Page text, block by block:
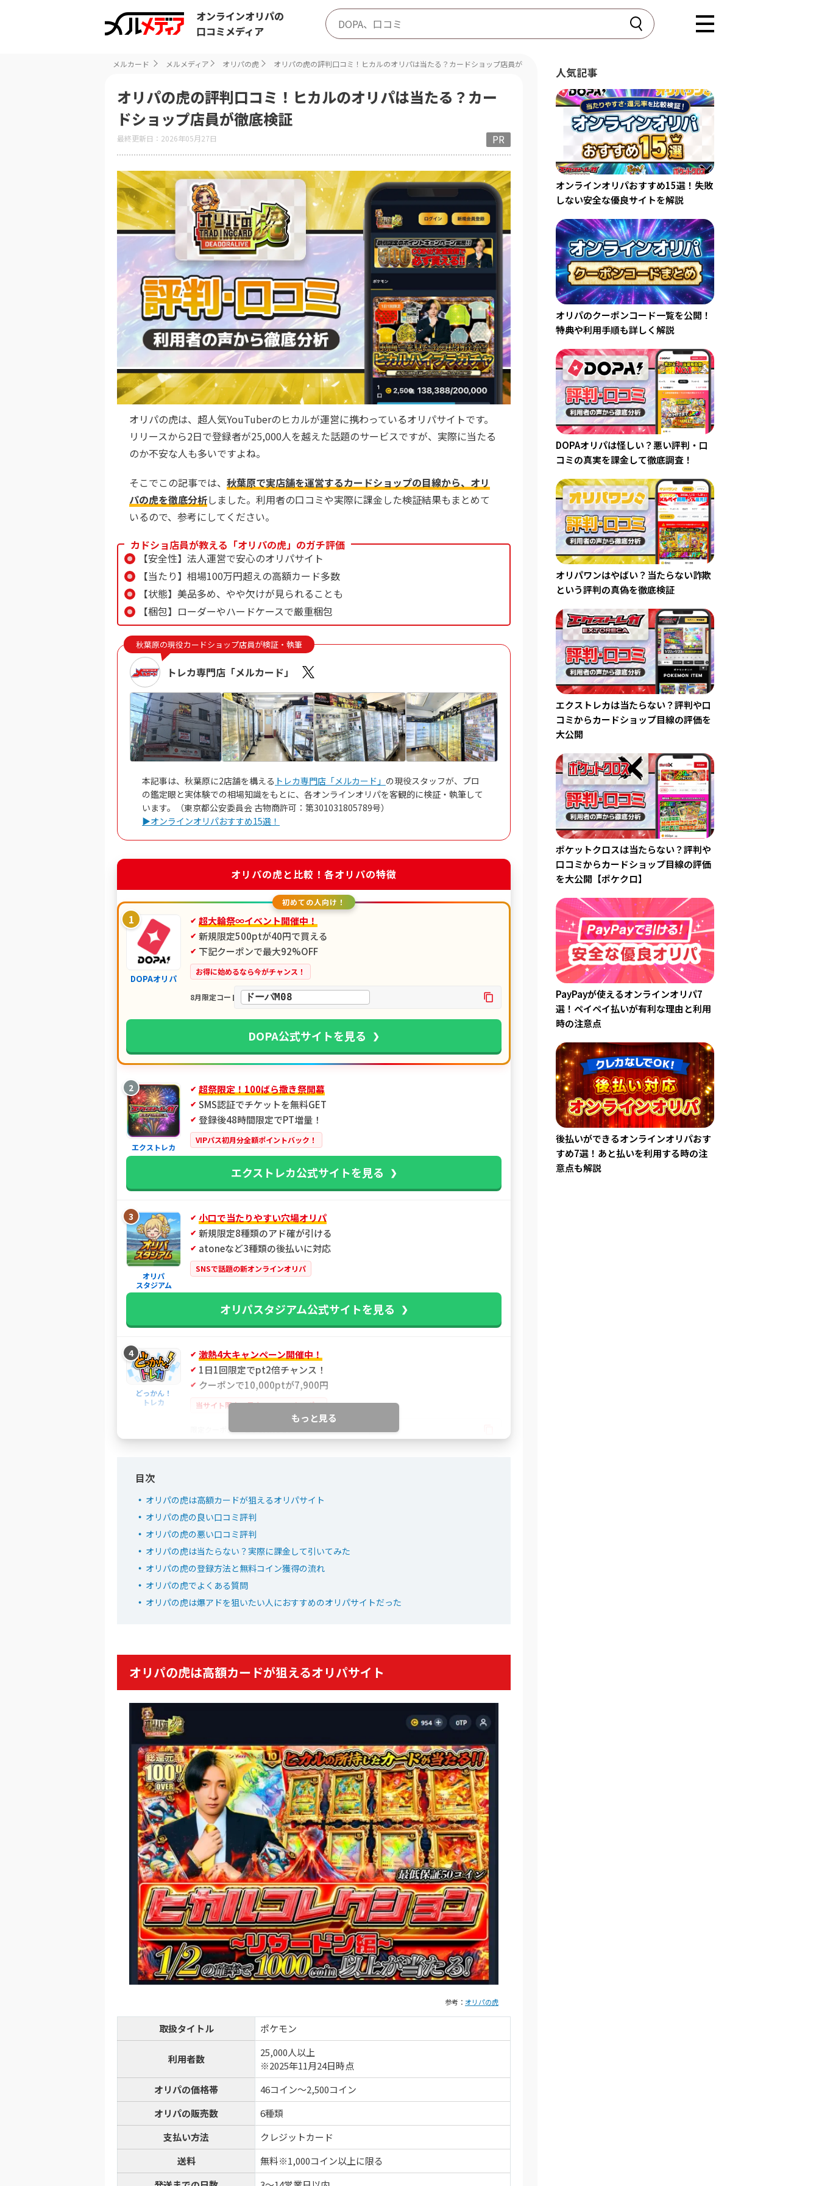
オンラインオリパの
口コミメディア
メルカード メルメディア オリパの虎 オリパの虎の評判口コミ！ヒカルのオリパは当たる？カードショップ店員が徹底検証
オリパの虎の評判口コミ！ヒカルのオリパは当たる？カー
ドショップ店員が徹底検証
最終更新日：2026年05月27日 PR
オリパの虎は、超人気YouTuberのヒカルが運営に携わっているオリパサイトです。
リリースから2日で登録者が25,000人を越えた話題のサービスですが、実際に当たる
のか不安な人も多いですよね。
そこでこの記事では、 秋葉原で実店舗を運営するカードショップの目線から、オリ
パの虎を徹底分析しました。利用者の口コミや実際に課金した検証結果もまとめて
いるので、参考にしてください。
カドショ店員が教える「オリパの虎」のガチ評価
【安全性】法人運営で安心のオリパサイト
【当たり】相場100万円超えの高額カード多数
【状態】美品多め、やや欠けが見られることも
【梱包】ローダーやハードケースで厳重梱包
秋葉原の現役カードショップ店員が検証・執筆
トレカ専門店「メルカード」
本記事は、秋葉原に2店舗を構える トレカ専門店「メルカード」 の現役スタッフが、プロ
の鑑定眼と実体験での相場知識をもとに、各オンラインオリパを客観的に検証・執筆して
います。（東京都公安委員会 古物商許可：第301031805789号）
▶オンラインオリパおすすめ15選！
オリパの虎と比較！各オリパの特徴
初めての人向け！
1
DOPAオリパ
超大輪祭∞イベント開催中！
新規限定500ptが40円で買える
下記クーポンで最大92%OFF
お得に始めるなら今がチャンス！
8月限定コード ドーパM08
DOPA公式サイトを見る
2
エクストレカ
超祭限定！100ばら撒き祭開幕
SMS認証でチケットを無料GET
登録後48時間限定でPT増量！
VIPパス初月分全額ポイントバック！
エクストレカ公式サイトを見る
3
オリパ
スタジアム
小口で当たりやすい穴場オリパ
新規限定8種類のアド確が引ける
atoneなど3種類の後払いに対応
SNSで話題の新オンラインオリパ
オリパスタジアム公式サイトを見る
4
どっかん！
トレカ
激熱4大キャンペーン開催中！
1日1回限定でpt2倍チャンス！
クーポンで10,000ptが7,900円
当サイト限定！最大21%OFFクーポン
限定クーポン IYGANSSF
おりパンダ
新規限定アド確ガチャが6種類！
LINE連携で初回最大90％OFF
招待コード入力で最大2,000pt
小口で当たりやすい新オンラインオリパ
招待コード EQRZ7C
6オリパワン
2周年大感謝祭イベント開催中！
初回限定LINEクーポン配布中！
新規限定でアド確5種が引ける
招待コード baxGPb
オリパワン公式サイトを見る
オリくじ
ゆいのマイルドご褒美祭開催中
LINEクーポンで最大90%OFF
毎日無料ガチャが引ける
還元率100％超えの時限オリパが熱い！
オリくじ公式サイトを見る
TORAオリパ
1周年記念イベント開催中！
新規登録限定で最大90％OFF
TORAオリパ公式サイトを見る
もっと見る
オリパの虎は高額カードが狙えるオリパサイト
オリパの虎の良い口コミ評判
オリパの虎の悪い口コミ評判
オリパの虎は当たらない？実際に課金して引いてみた
オリパの虎の登録方法と無料コイン獲得の流れ
オリパの虎でよくある質問
オリパの虎は爆アドを狙いたい人におすすめのオリパサイトだった
オリパの虎は高額カードが狙えるオリパサイト
参考： オリパの虎
取扱タイトル ポケモン
利用者数
25,000人以上
※2025年11月24日時点
オリパの価格帯
46コイン～2,500コイン
オリパの販売数
6種類
支払い方法
クレジットカード
送料
無料※1,000コイン以上に限る
人気記事
オンラインオリパおすすめ15選！失敗
しない安全な優良サイトを解説
オリパのクーポンコード一覧を公開！
特典や利用手順も詳しく解説
DOPAオリパは怪しい？悪い評判・口
コミの真実を課金して徹底調査！
オリパワンはやばい？当たらない詐欺
という評判の真偽を徹底検証
エクストレカは当たらない？評判や口
コミからカードショップ目線の評価を
大公開
ポケットクロスは当たらない？評判や
口コミからカードショップ目線の評価
を大公開【ポケクロ】
PayPayが使えるオンラインオリパ7
選！ペイペイ払いが有利な理由と利用
時の注意点
後払いができるオンラインオリパおす
すめ7選！あと払いを利用する時の注
意点も解説